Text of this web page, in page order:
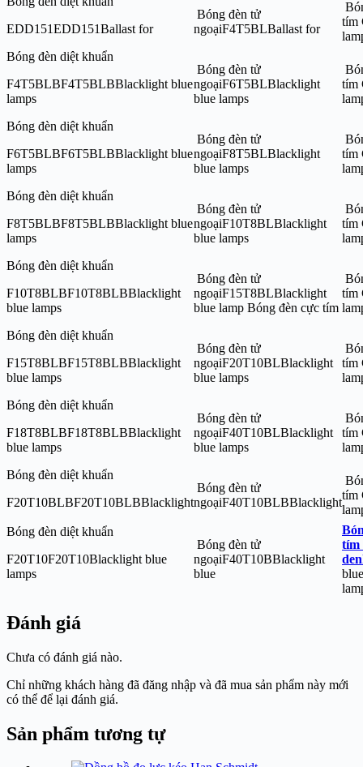
EDD151EDD151Ballast for
Bóng đèn tử
ngoạiF4T5BLBallast for
tím
Bóng đèn diệt khuẩn
F4T5BLBF4T5BLBBlacklight blue
lamps
Bóng đèn tử
ngoạiF6T5BLBlacklight
blue lamps
tím
Bóng đèn diệt khuẩn
F6T5BLBF6T5BLBBlacklight blue
lamps
Bóng đèn tử
ngoạiF8T5BLBlacklight
blue lamps
tím
Bóng đèn diệt khuẩn
F8T5BLBF8T5BLBBlacklight blue
lamps
Bóng đèn tử
ngoạiF10T8BLBlacklight
blue lamps
tím
Bóng đèn diệt khuẩn
F10T8BLBF10T8BLBBlacklight
blue lamps
Bóng đèn tử
ngoạiF15T8BLBlacklight
blue lamp Bóng đèn cực tím
tím
Bóng đèn diệt khuẩn
F15T8BLBF15T8BLBBlacklight
blue lamps
Bóng đèn tử
ngoạiF20T10BLBlacklight
blue lamps
tím
Bóng đèn diệt khuẩn
F18T8BLBF18T8BLBBlacklight
blue lamps
Bóng đèn tử
ngoạiF40T10BLBlacklight
blue lamps
tím
Bóng đèn diệt khuẩn
F20T10BLBF20T10BLBBlacklight
Bóng đèn tử
ngoạiF40T10BLBBlacklight
tím
Bóng đèn diệt khuẩn
F20T10F20T10Blacklight blue
lamps
Bóng đèn tử
ngoạiF40T10BBlacklight
blue
tím
blue
Đánh giá
Chưa có đánh giá nào.
Chỉ những khách hàng đã đăng nhập và đã mua sản phẩm này mới
có thể để lại đánh giá.
Sản phẩm tương tự